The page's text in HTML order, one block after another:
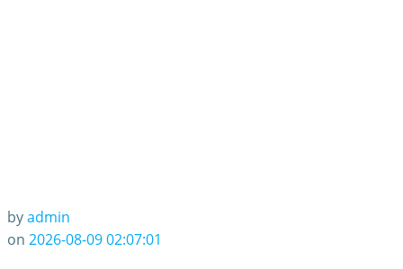
byadmin
on 2026-08-09 02:07:01